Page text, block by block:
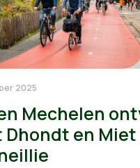
2025
Mechelen
Dhondt en Miet